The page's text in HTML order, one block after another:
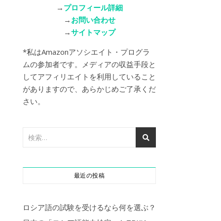
→ プロフィール詳細
→ お問い合わせ
→サイトマップ
*私はAmazonアソシエイト・プログラ
ムの参加者です。メディアの収益手段と
してアフィリエイトを利用していること
がありますので、あらかじめご了承くだ
さい。
最近の投稿
ロシア語の試験を受けるなら何を選ぶ？